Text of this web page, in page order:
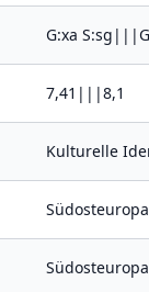
G:xa
7,41|||8,1
Kulturelle